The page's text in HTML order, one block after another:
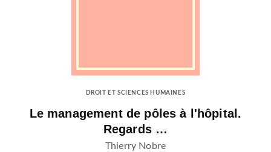
DROIT ET SCIENCES HUMAINES
Le management de pôles à l'hôpital.
Regards …
Thierry Nobre